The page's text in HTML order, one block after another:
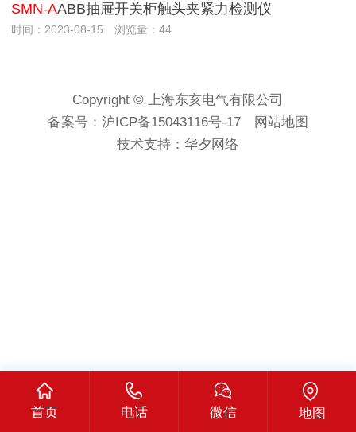
SMN-AABB抽屉开关柜触头夹紧力检测仪
时间：2023-08-15 浏览量：44
Copyright © 上海东亥电气有限公司
备案号： 沪ICP备15043116号-17
网站地图
技术支持：华夕网络
首页 电话 微信 地图